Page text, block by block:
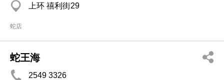
上环 禧利街29
蛇店
蛇王海
2549 3326